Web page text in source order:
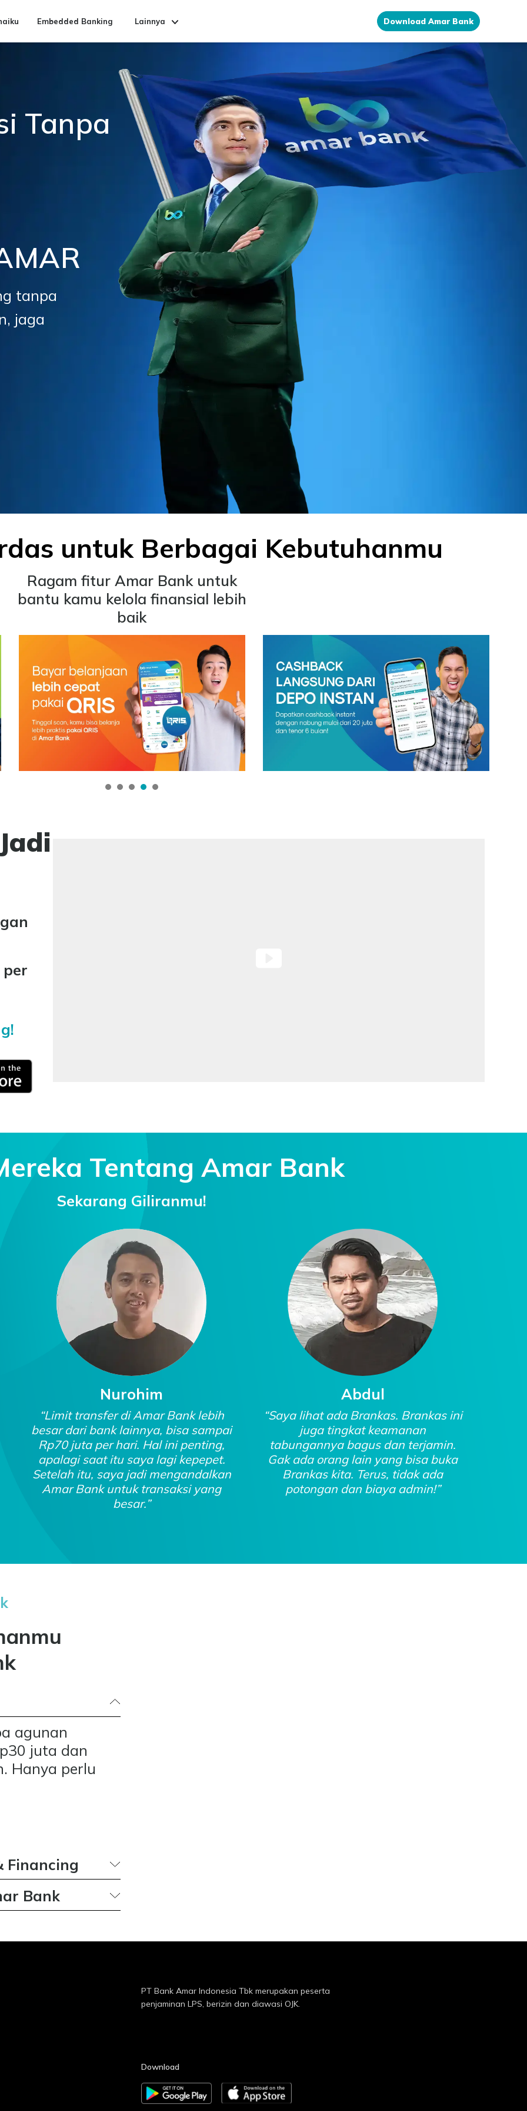
Embedded Banking Lainnya
Media
Pusat Bantuan
Download Amar Bank
Tanpa
tanpa
jaga
untuk Berbagai Kebutuhanmu
Ragam fitur Amar Bank untuk
bantu kamu kelola finansial lebih
baik
Tentang Amar Bank
Sekarang Giliranmu!
Nurohim
“Limit transfer di Amar Bank lebih
besar dari bank lainnya, bisa sampai
Rp70 juta per hari. Hal ini penting,
apalagi saat itu saya lagi kepepet.
Setelah itu, saya jadi mengandalkan
Amar Bank untuk transaksi yang
besar.”
Abdul
“Saya lihat ada Brankas. Brankas ini
juga tingkat keamanan
tabungannya bagus dan terjamin.
Gak ada orang lain yang bisa buka
Brankas kita. Terus, tidak ada
potongan dan biaya admin!”
agunan
juta dan
Hanya perlu
Financing
dan
Bank
mendukung
PT Bank Amar Indonesia Tbk merupakan peserta
penjaminan LPS, berizin dan diawasi OJK.
Download